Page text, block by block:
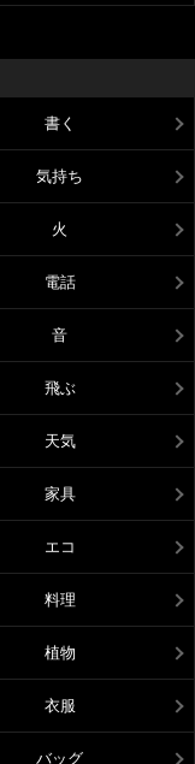
書く
気持ち
火
電話
音
飛ぶ
天気
家具
エコ
料理
植物
衣服
バッグ